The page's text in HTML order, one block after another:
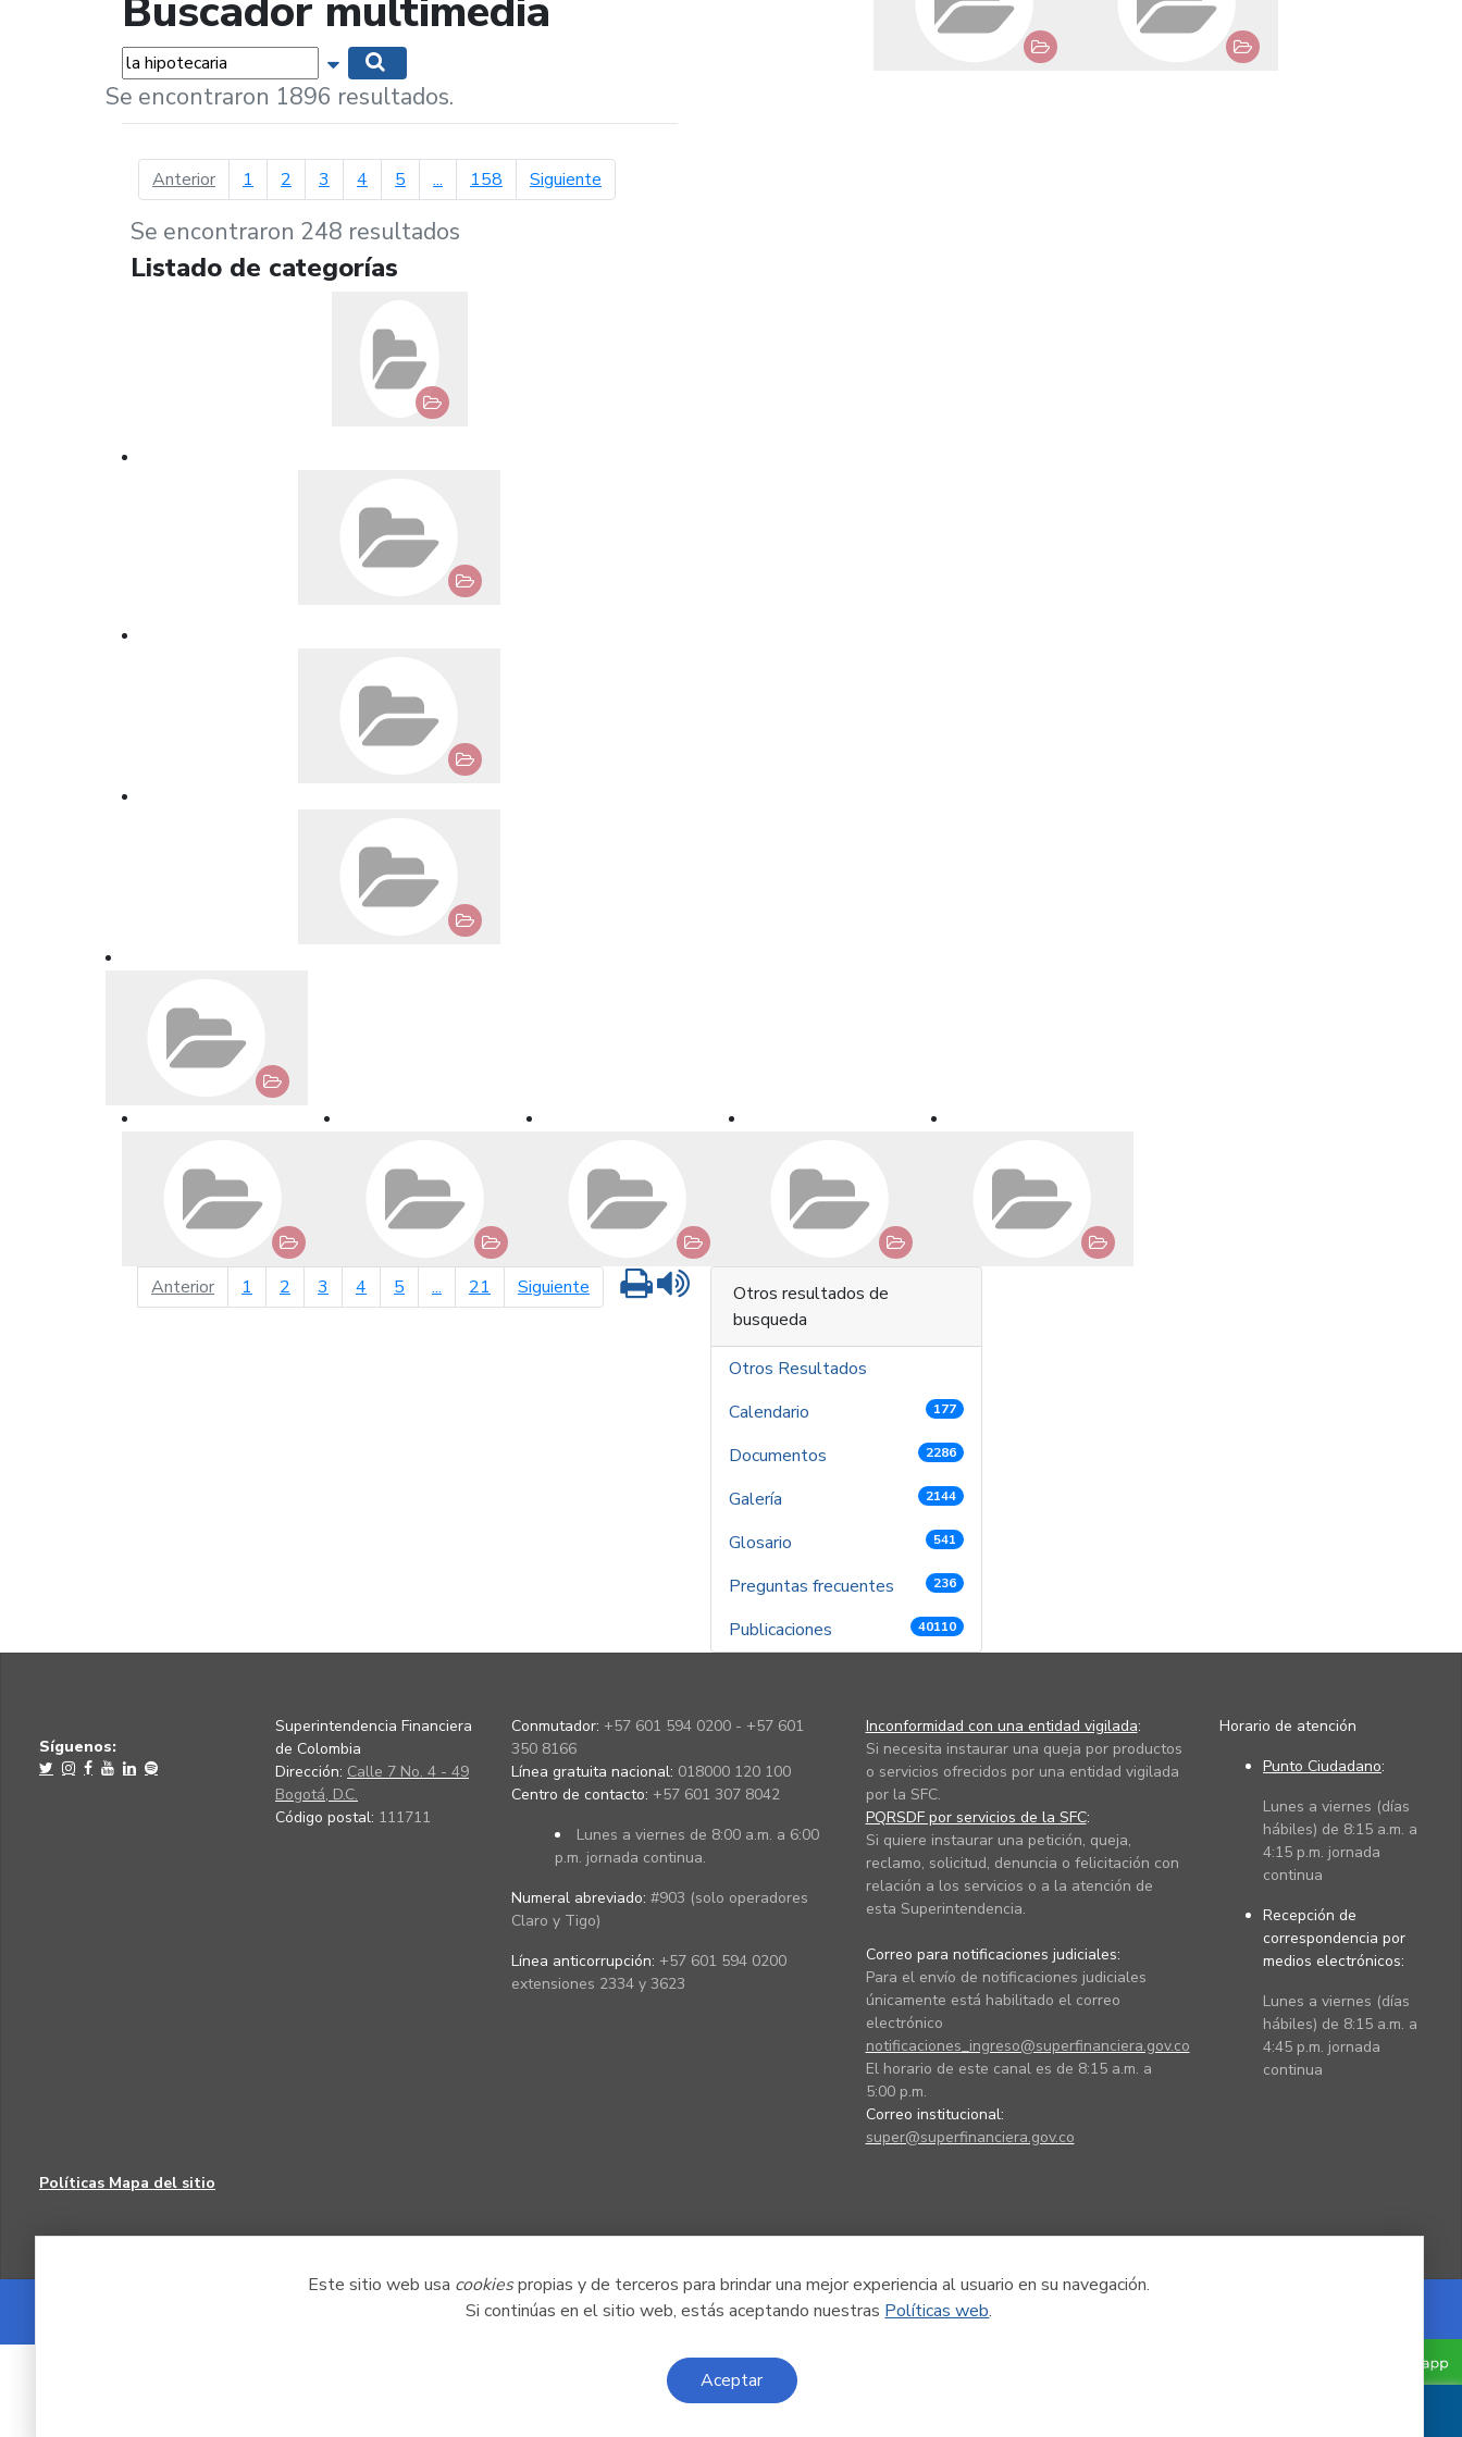
Este sitio web usa cookiespropias y de terceros para brindar una mejor experiencia al usuario en su navegación.
Si continúas en el sitio web, estás aceptando nuestras Políticas web.
Aceptar
Buscador multimedia
Palabras... Mostrar opciones de búsqueda
Se encontraron 1896 resultados.
Anteriorpágina anterior
1 2 3 4 5 ... 158 Siguientepágina siguiente
Se encontraron 248 resultados
Listado de categorías
Anteriorpágina anterior
1 2 3 4 5 ... 21 Siguiente página siguiente
Imprimir
Otros resultados de
busqueda
Otros Resultados
Calendario
177
Documentos 2286
Galería 2144
Glosario 541
Preguntas frecuentes 236
Publicaciones 40110
Síguenos:
Superintendencia Financiera
de Colombia
Dirección: Calle 7 No. 4 - 49
Bogotá, D.C.
Código postal: 111711
Conmutador: +57 601 594 0200 - +57 601
350 8166
Línea gratuita nacional: 018000 120 100
Centro de contacto: +57 601 307 8042
Lunes a viernes de 8:00 a.m. a 6:00
p.m. jornada continua.
Numeral abreviado: #903 (solo operadores
Claro y Tigo)
Línea anticorrupción: +57 601 594 0200
extensiones 2334 y 3623
Inconformidad con una entidad vigilada:
Si necesita instaurar una queja por productos
o servicios ofrecidos por una entidad vigilada
por la SFC.
PQRSDF por servicios de la SFC:
Si quiere instaurar una petición, queja,
reclamo, solicitud, denuncia o felicitación con
relación a los servicios o a la atención de
esta Superintendencia.
Correo para notificaciones judiciales:
Para el envío de notificaciones judiciales
únicamente está habilitado el correo
electrónico
notificaciones_ingreso@superfinanciera.gov.co
El horario de este canal es de 8:15 a.m. a
5:00 p.m.
Correo institucional:
super@superfinanciera.gov.co
Horario de atención
Punto Ciudadano:
Lunes a viernes (días
hábiles) de 8:15 a.m. a
4:15 p.m. jornada
continua
Recepción de
correspondencia por
medios electrónicos:
Lunes a viernes (días
hábiles) de 8:15 a.m. a
4:45 p.m. jornada
continua
Políticas Mapa del sitio
Powered by Nexura